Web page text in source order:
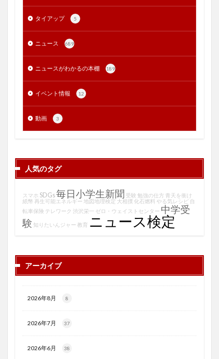
タイアップ 5
ニュース 689
ニュースがわかるの本棚 189
イベント情報 12
動画 3
人気のタグ
スマホ SDGs毎日小学生新聞 受験 勉強の仕方 青天を衝け
紙幣 再生可能エネルギー 地図地理検定 大相撲 化石燃料 やる気レシピ 自
転車保険 テレワーク 渋沢栄一 ゼロ・ウェイストセンター 中学受
験 知りたいんジャー 教育 ニュース検定
アーカイブ
2026年8月 8
2026年7月 37
2026年6月 38